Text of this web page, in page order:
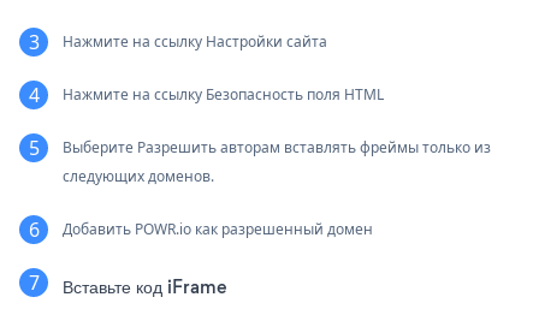
Нажмите на ссылку Настройки сайта
Нажмите на ссылку Безопасность поля HTML
Выберите Разрешить авторам вставлять фреймы только из
следующих доменов.
Добавить POWR.io как разрешенный домен
Вставьте код iFrame